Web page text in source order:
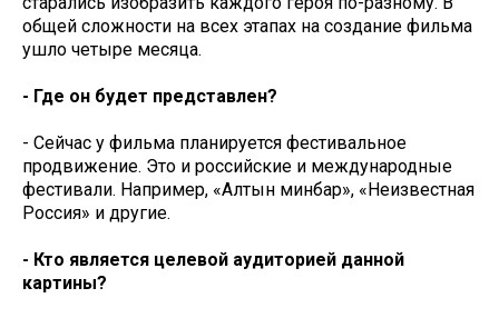
общей сложности на всех этапах на создание фильма
ушло четыре месяца.
- Где он будет представлен?
- Сейчас у фильма планируется фестивальное
продвижение. Это и российские и международные
фестивали. Например, «Алтын минбар», «Неизвестная
Россия» и другие.
- Кто является целевой аудиторией данной
картины?